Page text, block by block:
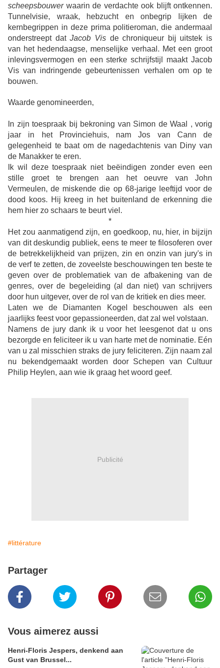
scheepsbouwer waarin de verdachte ook blijft ontkennen.
Tunnelvisie, wraak, hebzucht en onbegrip lijken de
kernbegrippen in deze prima politieroman, die andermaal
onderstreept dat Jacob Vis de chroniqueur bij uitstek is
van het hedendaagse, menselijke verhaal. Met een groot
inlevingsvermogen en een sterke schrijfstijl maakt Jacob
Vis van indringende gebeurtenissen verhalen om op te
bouwen.
Waarde genomineerden,
In zijn toespraak bij bekroning van Simon de Waal , vorig
jaar in het Provinciehuis, nam Jos van Cann de
gelegenheid te baat om de nagedachtenis van Diny van
de Manakker te eren.
Ik wil deze toespraak niet beëindigen zonder even een
stille groet te brengen aan het oeuvre van John
Vermeulen, de miskende die op 68-jarige leeftijd voor de
dood koos. Hij kreeg in het buitenland de erkenning die
hem hier zo schaars te beurt viel.
*
Het zou aanmatigend zijn, en goedkoop, nu, hier, in bijzijn
van dit deskundig publiek, eens te meer te filosoferen over
de betrekkelijkheid van prijzen, zin en onzin van jury's in
de verf te zetten, de zoveelste beschouwingen ten beste te
geven over de problematiek van de afbakening van de
genres, over de begeleiding (al dan niet) van schrijvers
door hun uitgever, over de rol van de kritiek en dies meer.
Laten we de Diamanten Kogel beschouwen als een
jaarlijks feest voor gepassioneerden, dat zal wel volstaan.
Namens de jury dank ik u voor het leesgenot dat u ons
bezorgde en feliciteer ik u van harte met de nominatie. Eén
van u zal misschien straks de jury feliciteren. Zijn naam zal
nu bekendgemaakt worden door Schepen van Cultuur
Philip Heylen, aan wie ik graag het woord geef.
Publicité
#littérature
Partager
Vous aimerez aussi
Henri-Floris Jespers, denkend aan
Gust van Brussel...